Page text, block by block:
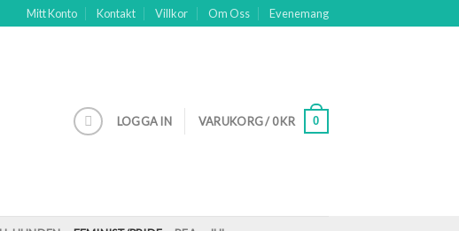
Mitt Konto Kontakt Villkor Om Oss Evenemang
LOGGA IN VARUKORG /0KR 0